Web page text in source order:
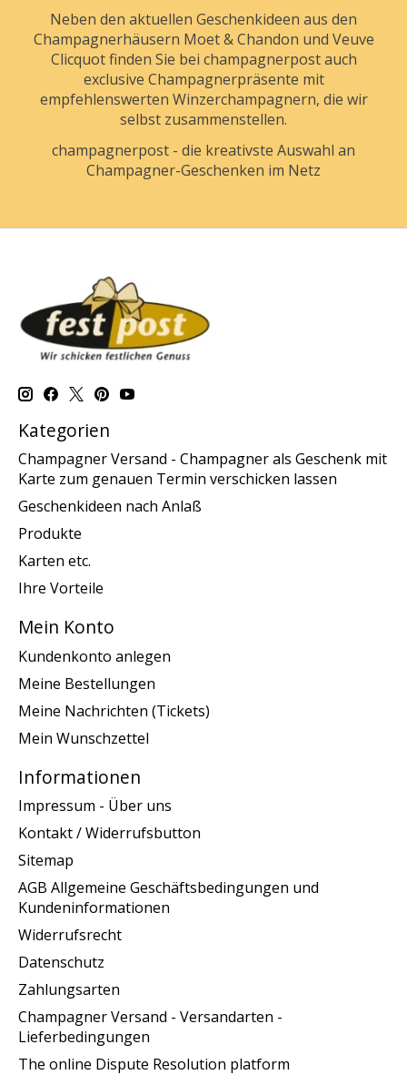
Neben den aktuellen Geschenkideen aus den
Champagnerhäusern Moet & Chandon und Veuve
Clicquot finden Sie bei champagnerpost auch
exclusive Champagnerpräsente mit
empfehlenswerten Winzerchampagnern, die wir
selbst zusammenstellen.
champagnerpost - die kreativste Auswahl an
Champagner-Geschenken im Netz
Kategorien
Champagner Versand - Champagner als Geschenk mit
Karte zum genauen Termin verschicken lassen
Geschenkideen nach Anlaß
Produkte
Karten etc.
Ihre Vorteile
Mein Konto
Kundenkonto anlegen
Meine Bestellungen
Meine Nachrichten (Tickets)
Mein Wunschzettel
Informationen
Impressum - Über uns
Kontakt / Widerrufsbutton
Sitemap
AGB Allgemeine Geschäftsbedingungen und
Kundeninformationen
Widerrufsrecht
Datenschutz
Zahlungsarten
Champagner Versand - Versandarten -
Lieferbedingungen
The online Dispute Resolution platform